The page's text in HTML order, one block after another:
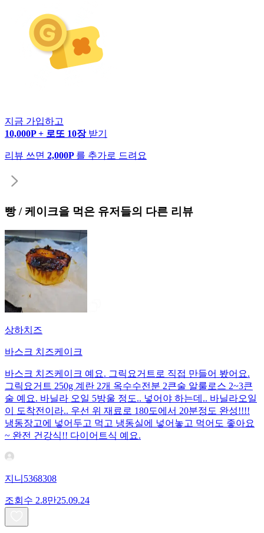
지금 가입하고
10,000P + 로또 10장 받기
리뷰 쓰면 2,000P 를 추가로 드려요
빵 / 케이크을 먹은 유저들의 다른 리뷰
상하치즈
바스크 치즈케이크
바스크 치즈케이크 예요. 그릭요거트로 직접 만들어 봤어요.
그릭요거트 250g 계란 2개 옥수수전분 2큰술 알룰로스 2~3큰
술 예요. 바닐라 오일 5방울 정도.. 넣어야 하는데.. 바닐라오일
이 도착전이라.. 우선 위 재료로 180도에서 20분정도 완성!!!!
냉동장고에 넣어두고 먹고 냉동실에 넣어놓고 먹어도 좋아요
~ 완전 건강식!! 다이어트식 예요.
지니5368308
조회수 2.8만25.09.24